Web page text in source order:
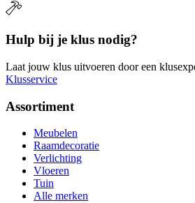
Hulp bij je klus nodig?
Laat jouw klus uitvoeren door een
Klusservice
Assortiment
Meubelen
Raamdecoratie
Verlichting
Vloeren
Tuin
Alle merken